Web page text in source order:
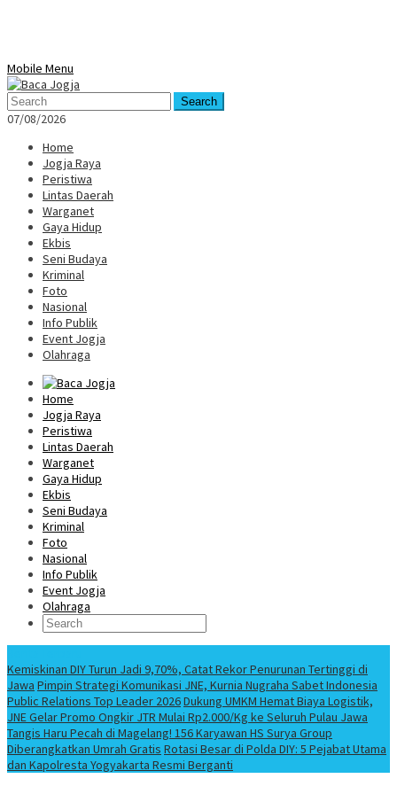
Mobile Menu
Search
07/08/2026
Home
Jogja Raya
Peristiwa
Lintas Daerah
Warganet
Gaya Hidup
Ekbis
Seni Budaya
Kriminal
Foto
Nasional
Info Publik
Event Jogja
Olahraga
Home
Jogja Raya
Peristiwa
Lintas Daerah
Warganet
Gaya Hidup
Ekbis
Seni Budaya
Kriminal
Foto
Nasional
Info Publik
Event Jogja
Olahraga
Kemiskinan DIY Turun Jadi 9,70%, Catat Rekor Penurunan Tertinggi di
Jawa Pimpin Strategi Komunikasi JNE, Kurnia Nugraha Sabet Indonesia
Public Relations Top Leader 2026Dukung UMKM Hemat Biaya Logistik,
JNE Gelar Promo Ongkir JTR Mulai Rp2.000/Kg ke Seluruh Pulau Jawa
Tangis Haru Pecah di Magelang! 156 Karyawan HS Surya Group
Diberangkatkan Umrah Gratis Rotasi Besar di Polda DIY: 5 Pejabat Utama
dan Kapolresta Yogyakarta Resmi Berganti